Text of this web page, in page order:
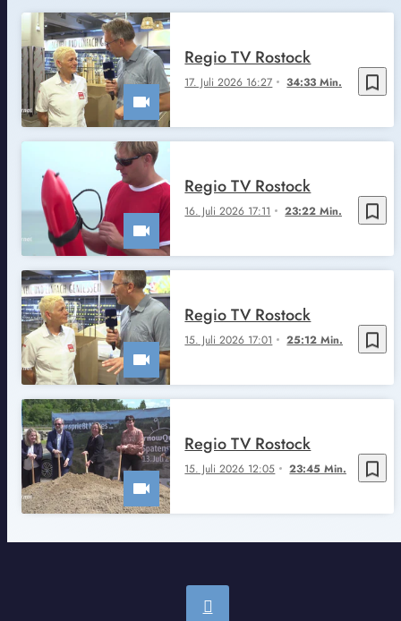
bookmark_border
17. Juli 2026 16:27 34:33 Min.
Regio TV Rostock
bookmark_border
16. Juli 2026 17:11 23:22 Min.
Regio TV Rostock
bookmark_border
15. Juli 2026 17:01 25:12 Min.
Regio TV Rostock
bookmark_border
15. Juli 2026 12:05 23:45 Min.
Regio TV Rostock